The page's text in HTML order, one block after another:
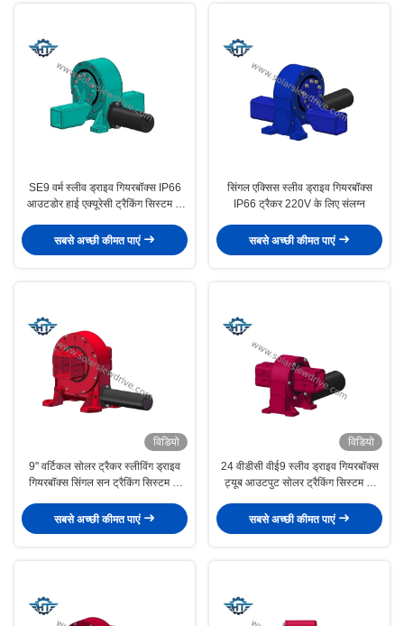
SE9 वर्म स्लीव ड्राइव गियरबॉक्स IP66
आउटडोर हाई एक्यूरेसी ट्रैकिंग सिस्टम के
सबसे अच्छी कीमत पाएं
सिंगल एक्सिस स्लीव ड्राइव गियरबॉक्स
IP66 ट्रैकर 220V के लिए संलग्न
सबसे अच्छी कीमत पाएं
विडियो
9" वर्टिकल सोलर ट्रैकर स्लीविंग ड्राइव
गियरबॉक्स सिंगल सन ट्रैकिंग सिस्टम के
सबसे अच्छी कीमत पाएं
विडियो
24 वीडीसी वीई9 स्लीव ड्राइव गियरबॉक्स
ट्यूब आउटपुट सोलर ट्रैकिंग सिस्टम के
सबसे अच्छी कीमत पाएं